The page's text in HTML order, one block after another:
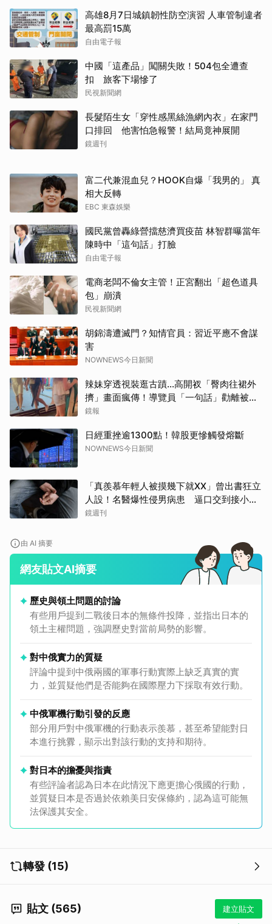
高雄8月7日城鎮韌性防空演習 人車管制違者
最高罰15萬
自由電子報
中國「這產品」闖關失敗！504包全遭查
扣 旅客下場慘了
民視新聞網
長髮陌生女「穿性感黑絲漁網內衣」在家門
口排回 他害怕急報警！結局竟神展開
鏡週刊
富二代兼混血兒？HOOK自爆「我男的」 真
相大反轉
EBC 東森娛樂
國民黨曾轟綠營擋慈濟買疫苗 林智群曝當年
陳時中「這句話」打臉
自由電子報
電商老闆不倫女主管！正宮翻出「超色道具
包」崩潰
民視新聞網
胡錦濤遭滅門？知情官員：習近平應不會謀
害
NOWNEWS今日新聞
辣妹穿透視裝逛古蹟…高開衩「臀肉往裙外
擠」畫面瘋傳！導覽員「一句話」勸離被狂
讚
鏡報
日經重挫逾1300點！韓股更慘觸發熔斷
NOWNEWS今日新聞
「真羨慕年輕人被摸幾下就XX」曾出書狂立
人設！名醫爆性侵男病患 逼口交到接小孩
鬧鐘響才停
鏡週刊
由 AI 摘要
網友貼文AI摘要
歷史與領土問題的討論
有些用戶提到二戰後日本的無條件投降，並指出日本的
領土主權問題，強調歷史對當前局勢的影響。
對中俄實力的質疑
評論中提到中俄兩國的軍事行動實際上缺乏真實的實
力，並質疑他們是否能夠在國際壓力下採取有效行動。
中俄軍機行動引發的反應
部分用戶對中俄軍機的行動表示羨慕，甚至希望能對日
本進行挑釁，顯示出對該行動的支持和期待。
對日本的擔憂與指責
有些評論者認為日本在此情況下應更擔心俄國的行動，
並質疑日本是否過於依賴美日安保條約，認為這可能無
法保護其安全。
轉發 (15)
貼文 (565) 建立貼文